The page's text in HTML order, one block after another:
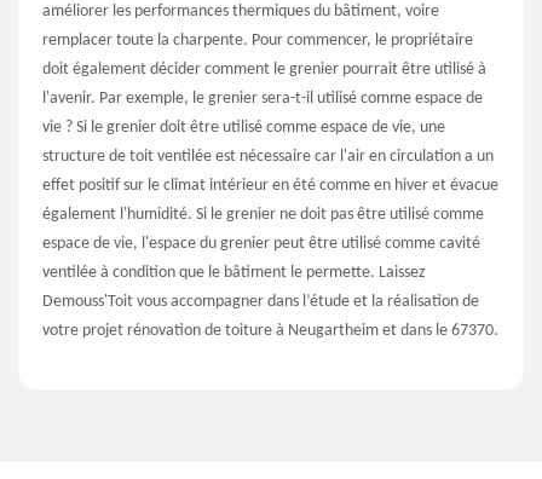
améliorer les performances thermiques du bâtiment, voire
remplacer toute la charpente. Pour commencer, le propriétaire
doit également décider comment le grenier pourrait être utilisé à
l'avenir. Par exemple, le grenier sera-t-il utilisé comme espace de
vie ? Si le grenier doit être utilisé comme espace de vie, une
structure de toit ventilée est nécessaire car l'air en circulation a un
effet positif sur le climat intérieur en été comme en hiver et évacue
également l'humidité. Si le grenier ne doit pas être utilisé comme
espace de vie, l'espace du grenier peut être utilisé comme cavité
ventilée à condition que le bâtiment le permette. Laissez
Demouss'Toit vous accompagner dans l’étude et la réalisation de
votre projet rénovation de toiture à Neugartheim et dans le 67370.